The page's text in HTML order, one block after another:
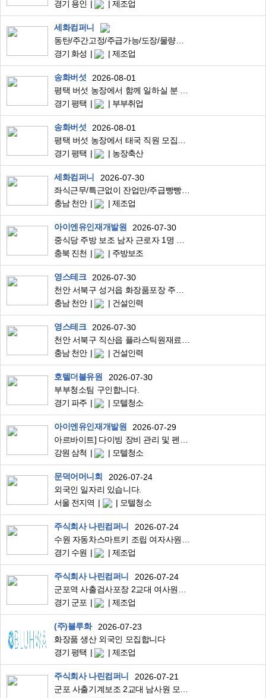
경기 용인
제조업
세화컴퍼니
동탄/주간고정/주급가능/도장/물량폭발적
경기 화성
제조업
송화버섯
2026-08-01
경기 평택
부부취업
송화버섯
2026-08-01
경기 평택
농장축산
세화컴퍼니
2026-07-30
좌식근무/특근없이 잔업만/주급빵빵하게 지원/단순포장/통근운행/2교대
충남 천안
제조업
아이엔유인재개발원
2026-07-30
충북 진천
주방보조
영스테크
2026-07-30
충남 천안
건설인력
영스테크
2026-07-30
충남 천안
건설인력
호텔더블유원
2026-07-30
부부청소팀 구인합니다.
경기 파주
모텔청소
아이엔유인재개발원
2026-07-29
강원 삼척
모텔청소
문덕어머니회
2026-07-24
외국인 일자리 있습니다.
서울 전지역
모텔청소
주식회사 나린컴퍼니
2026-07-24
경기 수원
제조업
주식회사 나린컴퍼니
2026-07-24
경기 군포
제조업
(주)블루화
2026-07-23
화장품 생산 외국인 모집합니다
경기 평택
제조업
주식회사 나린컴퍼니
2026-07-21